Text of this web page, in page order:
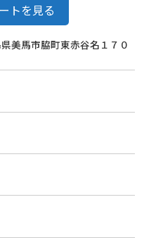
トを見る
美馬市脇町東赤谷名１７０